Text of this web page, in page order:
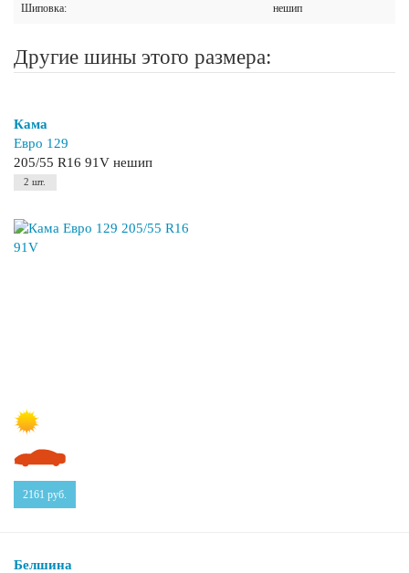
Шиповка: нешип
Другие шины этого размера:
Кама
Евро 129
205/55 R16 91V нешип
2 шт.
2161 руб.
Белшина